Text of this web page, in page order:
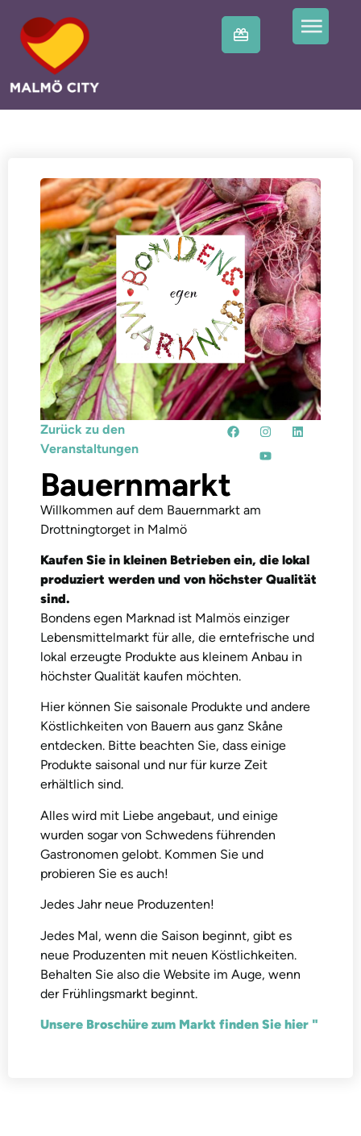
Zurück zu den
Veranstaltungen
Bauernmarkt
Willkommen auf dem Bauernmarkt am
Drottningtorget in Malmö
Kaufen Sie in kleinen Betrieben ein, die lokal
produziert werden und von höchster Qualität
sind.
Bondens egen Marknad ist Malmös einziger
Lebensmittelmarkt für alle, die erntefrische und
lokal erzeugte Produkte aus kleinem Anbau in
höchster Qualität kaufen möchten.
Hier können Sie saisonale Produkte und andere
Köstlichkeiten von Bauern aus ganz Skåne
entdecken. Bitte beachten Sie, dass einige
Produkte saisonal und nur für kurze Zeit
erhältlich sind.
Alles wird mit Liebe angebaut, und einige
wurden sogar von Schwedens führenden
Gastronomen gelobt. Kommen Sie und
probieren Sie es auch!
Jedes Jahr neue Produzenten!
Jedes Mal, wenn die Saison beginnt, gibt es
neue Produzenten mit neuen Köstlichkeiten.
Behalten Sie also die Website im Auge, wenn
der Frühlingsmarkt beginnt.
Unsere Broschüre zum Markt finden Sie hier "